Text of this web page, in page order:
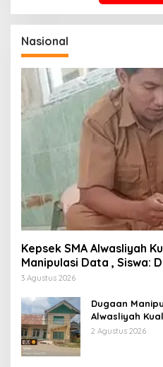
Nasional
Kepsek SMA Alwasliyah
Manipulasi Data , Siswa:
Dana MBG Disalurkan ke
3 Agustus 2026
Dugaan
Alwasliyah
Murid Tapi
2 Agustus 2026